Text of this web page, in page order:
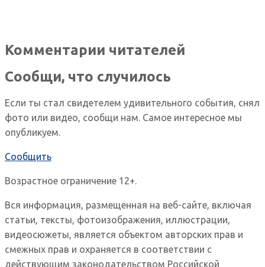
Комментарии читателей
Сообщи, что случилось
Если ты стал свидетелем удивительного события, снял
фото или видео, сообщи нам. Самое интересное мы
опубликуем.
Сообщить
Возрастное ограничение 12+.
Вся информация, размещенная на веб-сайте, включая
статьи, тексты, фотоизображения, иллюстрации,
видеосюжеты, является объектом авторских прав и
смежных прав и охраняется в соответствии с
действующим законодательством Российской